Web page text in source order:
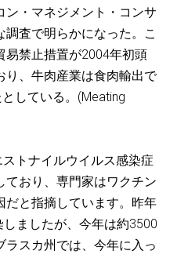
ン・マネジメント・コンサ
査で明らかになった。こ
易禁止措置が2004年初頭
り、牛肉産業は食肉輸出で
している。(Meating
トナイルウイルス感染症
ており、専門家はワクチン
だと指摘しています。昨年
ましたが、今年は約3500
スカ州では、今年に入っ